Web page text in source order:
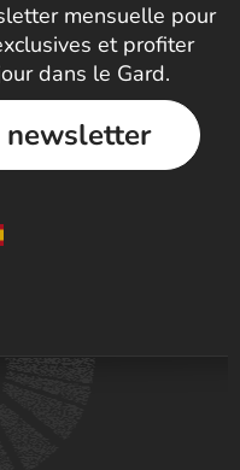
mensuelle pour
et profiter
dans le Gard.
newsletter